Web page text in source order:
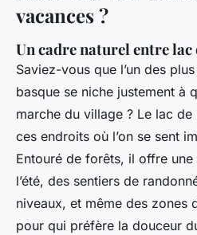
vacances ?
Un cadre naturel entre lac
Saviez-vous que l’un des
basque se niche justement à
marche du village ? Le lac de
ces endroits où l’on se sent
Entouré de forêts, il offre
l’été, des sentiers de
niveaux, et même des zones
pour qui préfère la douceur